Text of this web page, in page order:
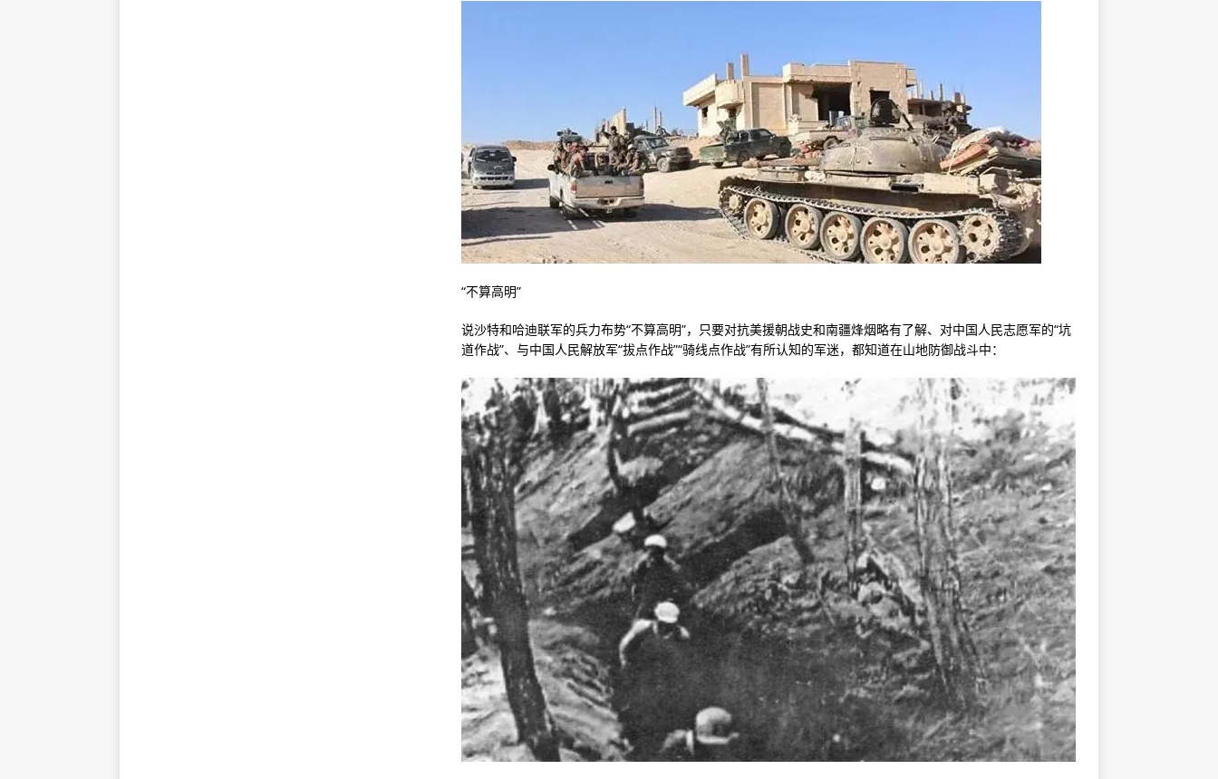
“不算高明”
说沙特和哈迪联军的兵力布势“不算高明”，只要对抗美援朝战史和南疆烽烟略有了解、对中国人民志愿军的“坑
道作战”、与中国人民解放军“拔点作战”“骑线点作战”有所认知的军迷，都知道在山地防御战斗中：